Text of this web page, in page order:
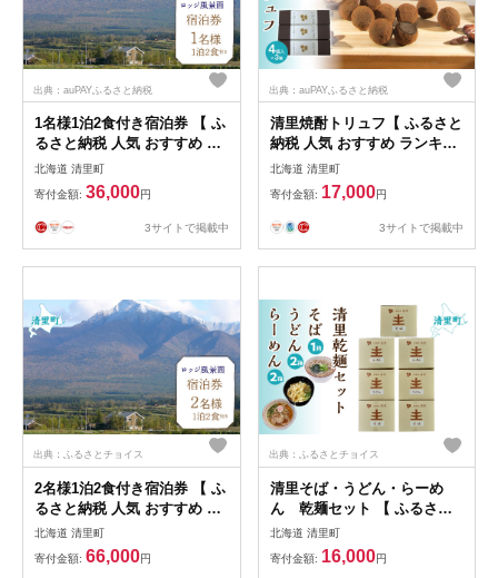
出典：auPAYふるさと納税
1名様1泊2食付き宿泊券 【 ふ
るさと納税 人気 おすすめ ラ
ンキング チケット 宿泊券 北
海道 清里町 送料無料 】
KYSG002
北海道 清里町
寄付金額: 36,000円
3サイトで掲載中
出典：auPAYふるさと納税
清里焼酎トリュフ【 ふるさと
納税 人気 おすすめ ランキン
グ 焼酎トリュフ 菓子 チョコ
レート チョコ ちょこれーと
ちょこ 北海道 清里町 送料無
料 】 KYSB006
北海道 清里町
寄付金額: 17,000円
3サイトで掲載中
出典：ふるさとチョイス
2名様1泊2食付き宿泊券 【 ふ
るさと納税 人気 おすすめ ラ
ンキング チケット 宿泊券 北
海道 清里町 送料無料 】
KYSG001
北海道 清里町
寄付金額: 66,000円
出典：ふるさとチョイス
清里そば・うどん・らーめ
ん 乾麺セット 【 ふるさと
納税 人気 おすすめ ランキン
グ 加工食品 麺類 うどん そば
ラーメン 北海道 清里町 送料
北海道 清里町
寄付金額: 16,000円